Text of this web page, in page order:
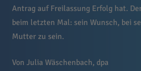
Antrag auf Freilassung Erfolg hat.
beim letzten Mal: sein Wunsch, bei
Mutter zu sein.
Von Julia Wäschenbach, dpa